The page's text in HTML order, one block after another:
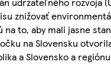
znižovať
na to, aby mali jasne
na Slovensku
a Slovensko a